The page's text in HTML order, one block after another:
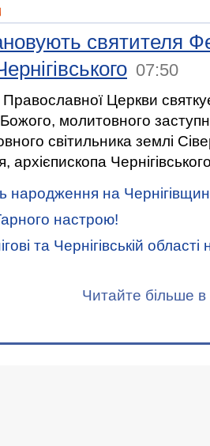
святителя
07:50
Церкви
молитовного
світильника землі
архієпископа
народження на
настрою!
та Чернігівській області
Читайте більше в